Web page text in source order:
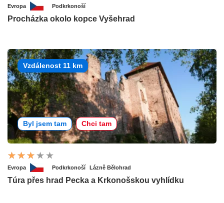
Evropa Podkrkonoší
Procházka okolo kopce Vyšehrad
Vzdálenost 11 km
Byl jsem tam Chci tam
Evropa Podkrkonoší Lázně Bělohrad
Túra přes hrad Pecka a Krkonošskou vyhlídku